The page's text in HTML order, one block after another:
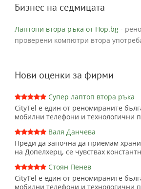
Бизнес на седмицата
Лаптопи втора ръка от Hop.bg -
проверени компютри втора
Нови оценки за фирми
Супер лаптоп втора ръка
CityTel е един от реномираните
мобилни телефони и технологични
Валя Данчева
Преди да започна да приемам
на Допелхерц, се чувствах
Стоян Пенев
CityTel е един от реномираните
мобилни телефони и технологични